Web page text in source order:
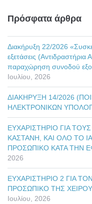
Πρόσφατα άρθρα
Διακήρυξη 22/2026
εξετάσεις
παραχώρηση συνοδού
Ιουλίου, 2026
ΔΙΑΚΗΡΥΞΗ 14/2026
ΗΛΕΚΤΡΟΝΙΚΩΝ
ΕΥΧΑΡΙΣΤΗΡΙΟ ΓΙΑ
ΚΑΣΤΑΝΗ, ΚΑΙ ΟΛΟ ΤΟ
ΠΡΟΣΩΠΙΚΟ ΚΑΤΑ ΤΗΝ
2026
ΕΥΧΑΡΙΣΤΗΡΙΟ 2 ΓΙΑ
ΠΡΟΣΩΠΙΚΟ ΤΗΣ
Ιουλίου, 2026